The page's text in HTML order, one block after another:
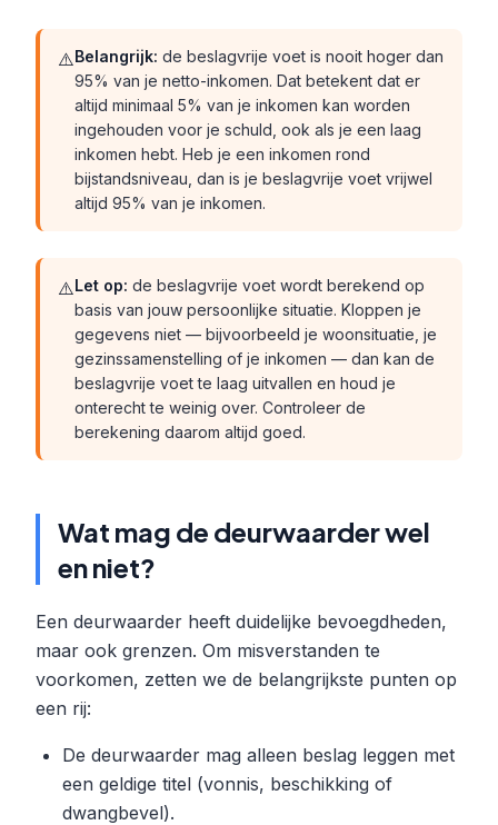
⚠️Belangrijk: de beslagvrije voet is nooit hoger dan
95% van je netto-inkomen. Dat betekent dat er
altijd minimaal 5% van je inkomen kan worden
ingehouden voor je schuld, ook als je een laag
inkomen hebt. Heb je een inkomen rond
bijstandsniveau, dan is je beslagvrije voet vrijwel
altijd 95% van je inkomen.
⚠️Let op: de beslagvrije voet wordt berekend op
basis van jouw persoonlijke situatie. Kloppen je
gegevens niet — bijvoorbeeld je woonsituatie, je
gezinssamenstelling of je inkomen — dan kan de
beslagvrije voet te laag uitvallen en houd je
onterecht te weinig over. Controleer de
berekening daarom altijd goed.
Wat mag de deurwaarder wel
en niet?
Een deurwaarder heeft duidelijke bevoegdheden,
maar ook grenzen. Om misverstanden te
voorkomen, zetten we de belangrijkste punten op
een rij:
De deurwaarder mag alleen beslag leggen met
een geldige titel (vonnis, beschikking of
dwangbevel).